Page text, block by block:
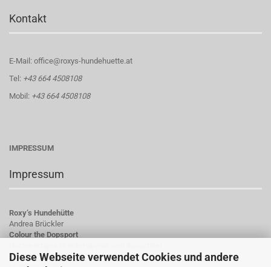
Diese Webseite verwendet Cookies und andere
Kontakt
E-Mail: office@roxys-hundehuette.at
Tel: +43 664 4508108
Mobil: +43 664 4508108
IMPRESSUM
Impressum
Roxy‘s Hundehütte
Andrea Brückler
Colour the Dopsport